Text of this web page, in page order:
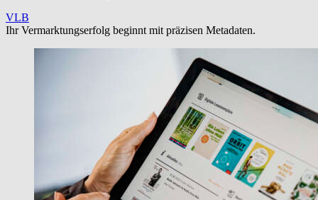
VLB
Ihr Vermarktungserfolg beginnt mit präzisen Metadaten.